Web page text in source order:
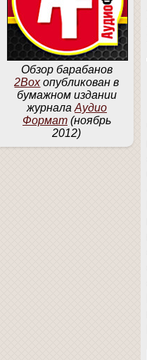
Обзор барабанов
2Boxопубликован в
бумажном издании
журнала Аудио
Формат (ноябрь
2012)